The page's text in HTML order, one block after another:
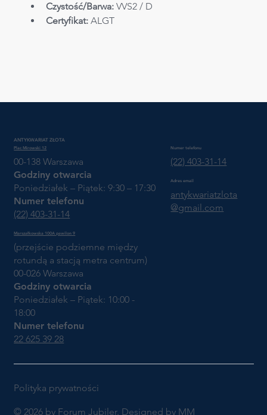
Czystość/Barwa: VVS2 / D
Certyfikat: ALGT
ANTYKWARIAT ZŁOTA
Plac Mirowski 12
00-138 Warszawa
Godziny otwarcia
Poniedziałek – Piątek: 9:30 – 17:30
Numer telefonu
(22) 403-31-14
Marszałkowska 100A pawilon 9
(przejście podziemne między
rotundą a stacją metra centrum)
00-026 Warszawa
Godziny otwarcia
Poniedziałek – Piątek: 10:00 -
18:00
Numer telefonu
22 625 39 28
Numer telefonu
(22) 403-31-14
Adres email
antykwariatzlota
@gmail.com
Polityka prywatności
© 2026 by Forum Jubiler. Designed by MM